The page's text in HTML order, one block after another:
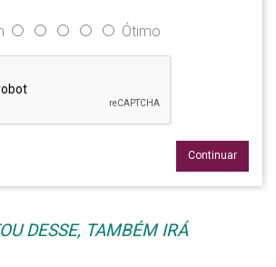
Ótimo
Continuar
DESSE, TAMBÉM IRÁ